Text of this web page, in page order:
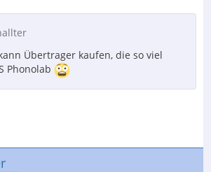
Übertrager kaufen, die so viel
Phonolab